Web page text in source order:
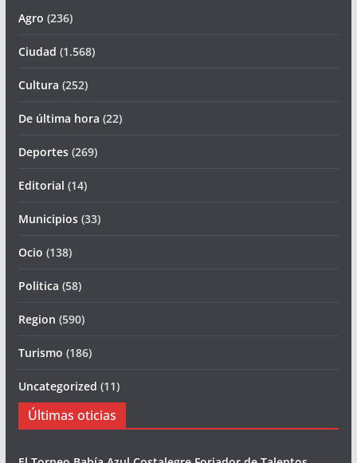
Agro (236)
Ciudad (1.568)
Cultura (252)
De última hora (22)
Deportes(269)
Editorial (14)
Municipios(33)
Ocio (138)
Politica (58)
Region (590)
Turismo (186)
Uncategorized (11)
Últimas oticias